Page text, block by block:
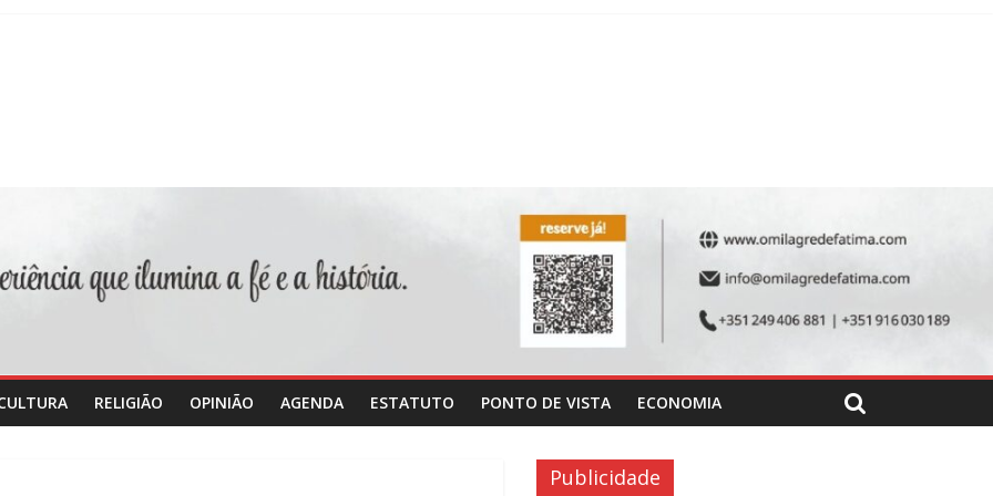
RELIGIÃO OPINIÃO AGENDA ESTATUTO PONTO DE VISTA ECONOMIA
Publicidade